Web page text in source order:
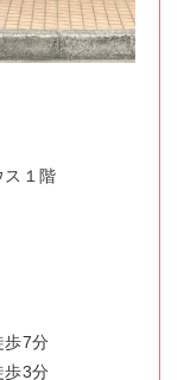
１階
歩7分
歩3分